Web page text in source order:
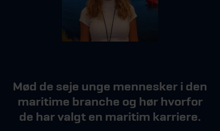
Mød de seje unge mennesker i den
maritime branche og hør hvorfor
de har valgt en maritim karriere.